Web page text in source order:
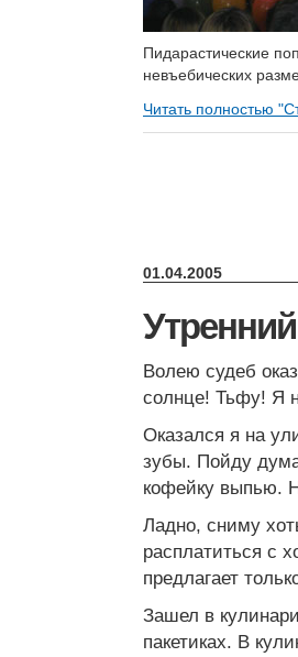
Пидарастические
невъебических
Читать полностью
01.04.2005
Волею судеб
солнце! Тьфу! Я
Оказался я на
зубы. Пойду
кофейку выпью.
Ладно, сниму
расплатиться с
предлагает
Зашел в
пакетиках. В